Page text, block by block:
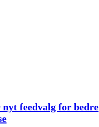
nyt feedvalg for bedre